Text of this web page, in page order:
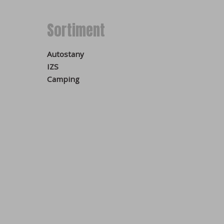
Sortiment
Autostany
IZS
Camping
můžete přidávat /
analýzu návštěvnosti a
použitím technických
cookies (statistická a
mohou být zpracována
pomáhají vylepšovat
nabídnout přesnější